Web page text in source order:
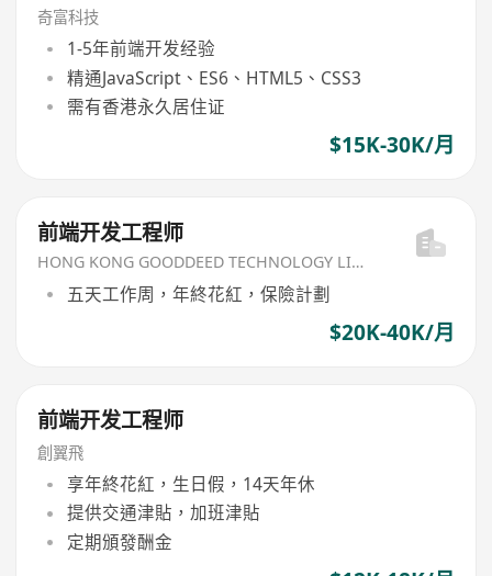
奇富科技
1-5年前端开发经验
精通JavaScript、ES6、HTML5、CSS3
需有香港永久居住证
$15K-30K/月
前端开发工程师
HONG KONG GOODDEED TECHNOLOGY LIMITED
五天工作周，年終花紅，保險計劃
$20K-40K/月
前端开发工程师
創翼飛
享年終花紅，生日假，14天年休
提供交通津貼，加班津貼
定期頒發酬金